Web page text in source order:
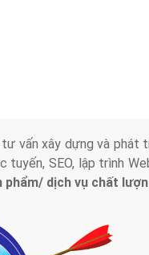
vấn xây dựng và phát
SEO, lập trình
phẩm/ dịch vụ chất